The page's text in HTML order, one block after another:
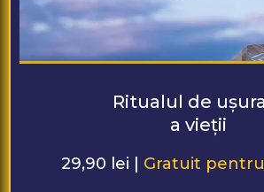
Ritualul de
a vieții
29,90 lei | Gratuit